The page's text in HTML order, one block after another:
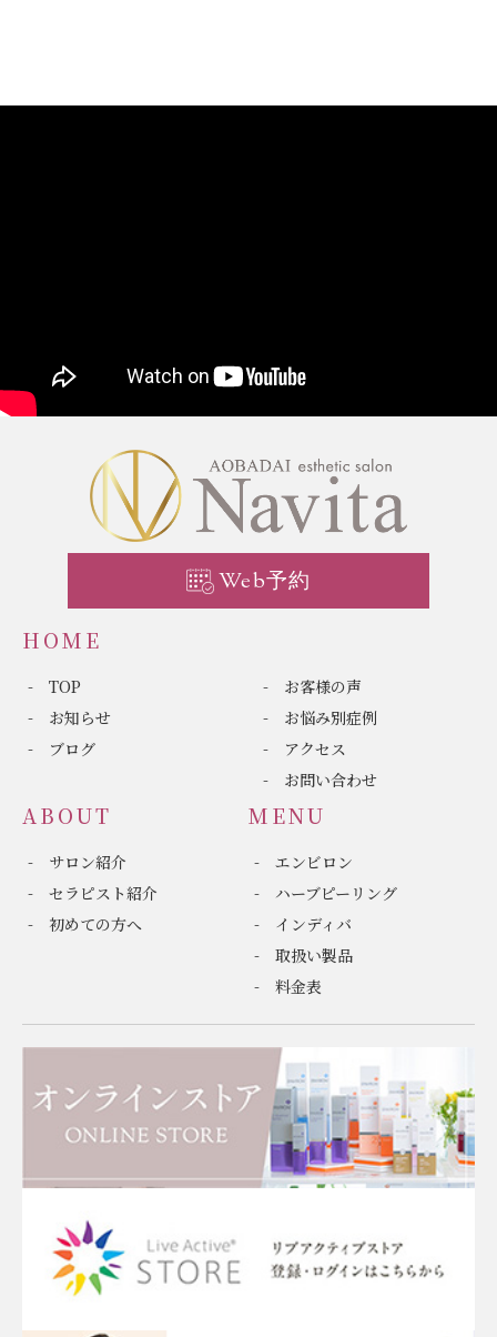
Web予約
HOME
TOP
お知らせ
ブログ
お客様の声
お悩み別症例
アクセス
お問い合わせ
ABOUT
サロン紹介
セラピスト紹介
初めての方へ
MENU
エンビロン
ハーブピーリング
インディバ
取扱い製品
料金表